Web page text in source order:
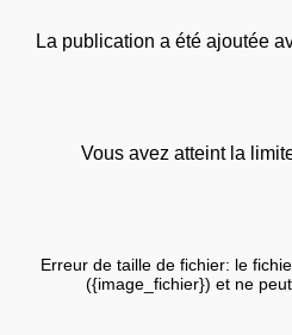
La publication a été ajoutée
Vous avez atteint la
Erreur de taille de fichier: le
({image_fichier}) et ne